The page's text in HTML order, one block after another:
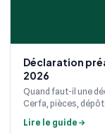
Déclaration
2026
Quand faut-il une
Cerfa, pièces, dépôt
Lire le guide